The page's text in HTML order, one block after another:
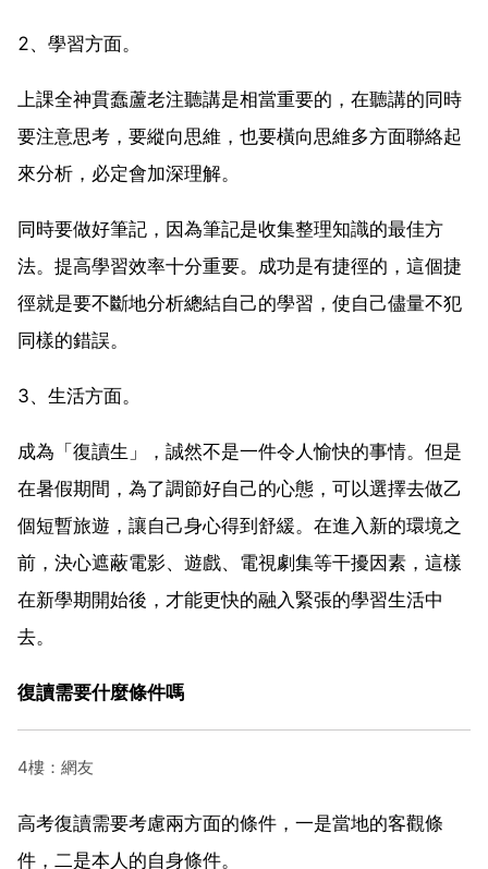
2、學習方面。
上課全神貫蠢蘆老注聽講是相當重要的，在聽講的同時
要注意思考，要縱向思維，也要橫向思維多方面聯絡起
來分析，必定會加深理解。
同時要做好筆記，因為筆記是收集整理知識的最佳方
法。提高學習效率十分重要。成功是有捷徑的，這個捷
徑就是要不斷地分析總結自己的學習，使自己儘量不犯
同樣的錯誤。
3、生活方面。
成為「復讀生」，誠然不是一件令人愉快的事情。但是
在暑假期間，為了調節好自己的心態，可以選擇去做乙
個短暫旅遊，讓自己身心得到舒緩。在進入新的環境之
前，決心遮蔽電影、遊戲、電視劇集等干擾因素，這樣
在新學期開始後，才能更快的融入緊張的學習生活中
去。
復讀需要什麼條件嗎
4樓：網友
高考復讀需要考慮兩方面的條件，一是當地的客觀條
件，二是本人的自身條件。